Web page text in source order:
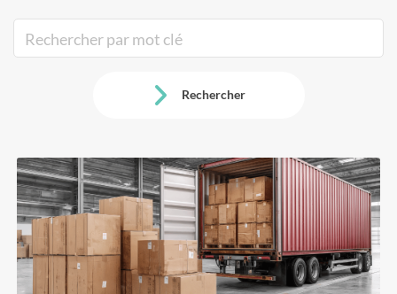
Rechercher